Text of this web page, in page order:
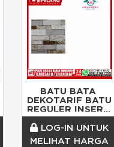
BATU BATA
DEKOTARIF BATU
REGULER INSERT
MARMO/TEXTURE
TEBAL
PANECITO/DOS
LOG-IN UNTUK
MELIHAT HARGA